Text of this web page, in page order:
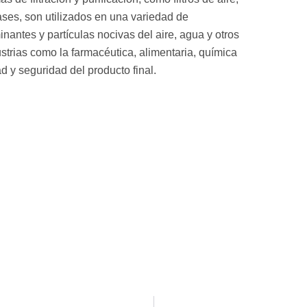
son utilizados en una variedad de
y partículas nocivas del aire, agua y otros
como la farmacéutica, alimentaria, química
y seguridad del producto final.